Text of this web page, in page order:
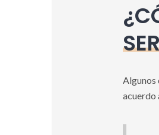
Algunos
acuerdo